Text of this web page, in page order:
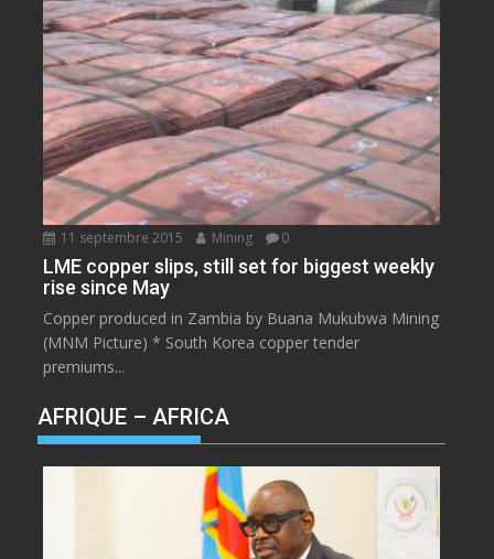
11 septembre 2015 Mining 0
LME copper slips, still set for biggest weekly
rise since May
Copper produced in Zambia by Buana Mukubwa Mining
(MNM Picture) * South Korea copper tender
premiums...
AFRIQUE – AFRICA